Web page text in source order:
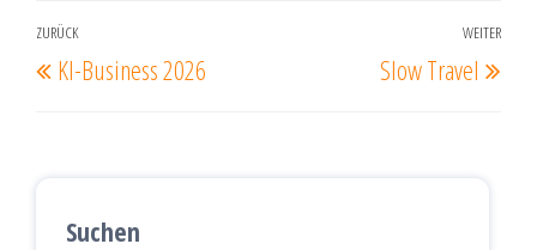
Beitragsnavigation
Vorheriger
Beitrag
ZURÜCK
KI-Business 2026
WEITER
Slow Travel
Suchen